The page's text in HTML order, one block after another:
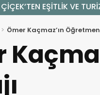
MEDYA
Ömer Kaçmaz’ın